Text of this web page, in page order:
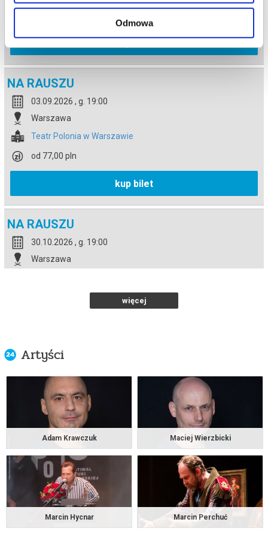
Odmowa
NA RAUSZU
03.09.2026 , g. 19:00
Warszawa
Teatr Polonia w Warszawie
od 77,00 pln
kup bilet
NA RAUSZU
30.10.2026 , g. 19:00
Warszawa
NA RAUSZU
17.11.2026 , g. 19:00
Warszawa
Teatr Polonia w Warszawie
od 77,00 pln
NA RAUSZU
18.11.2026 , g. 19:00
więcej
Artyści
Adam Krawczuk Maciej Wierzbicki
Marcin Hycnar Marcin Perchuć